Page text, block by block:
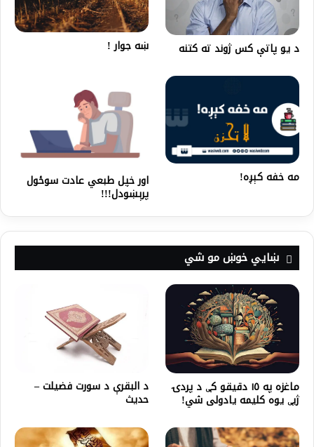
د یو پاتې کس ژوند ته کتنه ښه جوار !
مه خفه کېږه! اور خپل طبعي عادت سوځول
پرېښودل!!!
ښايي خوښ مو شي
ﻣﺎﻏﺰﻩ ﭘﻪ ١٥ ﺩﻗﻴﻘﻮ ﮐﯥ ﺩ ﭘﺮﺩۍ
ﮊﺑﯥ ﻳﻮﻩ ﮐﻠﻴﻤﻪ ﻳﺎﺩﻭﻟﻰ ﺷﻲ!
د البقرې د سورت فضيلت –
حديث